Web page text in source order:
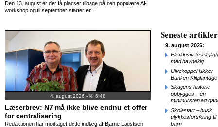
Den 13. august er der få pladser tilbage på den populære AI-
workshop og til september starter en...
4. august 2026 - kl. 6:48
Læserbrev: N7 må ikke blive endnu et offer
for centralisering
Redaktionen har modtaget dette indlæg af Bjarne Laustsen,
Seneste artikler
9. august 2026:
Eksklusiv
med havnekig
Ulvekoppel lukker
Bunken Klitplantage
Skagens historie
opbygges – én
minimursten ad
Skolestart – husk
ulykkesforsikring til
barn